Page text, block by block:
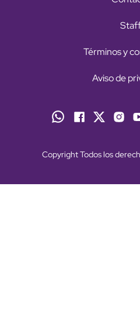
Términos y
Aviso de
Copyright Todos los